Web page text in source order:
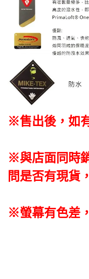
※售出後 ，如
※與店面同時
問是否有現貨
※螢幕有色差